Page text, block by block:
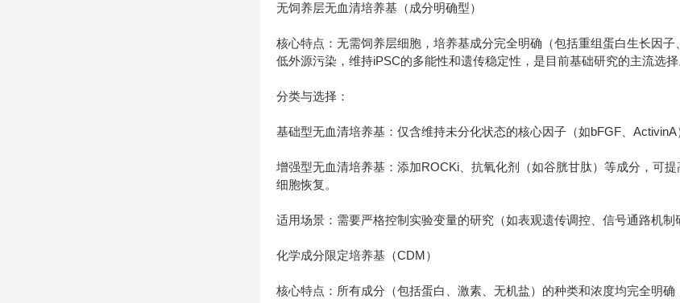
无饲养层无血清培养基（成分明确型）
核心特点：无需饲养层细胞，培养基成分完全明确（包括重组蛋白生长因
低外源污染，维持iPSC的多能性和遗传稳定性，是目前基础研究的主流选择
分类与选择：
基础型无血清培养基：仅含维持未分化状态的核心因子（如bFGF、
增强型无血清培养基：添加ROCKi、抗氧化剂（如谷胱甘肽）等成分，可
细胞恢复。
适用场景：需要严格控制实验变量的研究（如表观遗传调控、信号通路机
化学成分限定培养基（CDM）
核心特点：所有成分（包括蛋白、激素、无机盐）的种类和浓度均完全明